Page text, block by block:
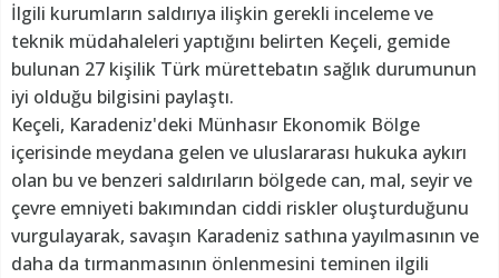
İlgili kurumların saldırıya ilişkin gerekli inceleme ve
teknik müdahaleleri yaptığını belirten Keçeli, gemide
bulunan 27 kişilik Türk mürettebatın sağlık durumunun
iyi olduğu bilgisini paylaştı.
Keçeli, Karadeniz'deki Münhasır Ekonomik Bölge
içerisinde meydana gelen ve uluslararası hukuka aykırı
olan bu ve benzeri saldırıların bölgede can, mal, seyir ve
çevre emniyeti bakımından ciddi riskler oluşturduğunu
vurgulayarak, savaşın Karadeniz sathına yayılmasının ve
daha da tırmanmasının önlenmesini teminen ilgili